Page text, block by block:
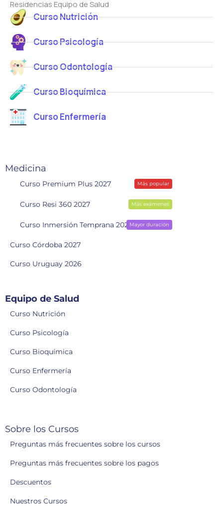
Residencias Equipo de Salud
Curso Nutrición
Curso Psicología
Curso Odontología
Curso Bioquímica
Curso Enfermería
Medicina
Curso Premium Plus 2027 Más popular
Curso Resi 360 2027 Más exámenes
Curso Inmersión Temprana 2028Mayor duración
Curso Córdoba 2027
Curso Uruguay 2026
Equipo de Salud
Curso Nutrición
Curso Psicología
Curso Bioquímica
Curso Enfermería
Curso Odontología
Sobre los Cursos
Preguntas más frecuentes sobre los cursos
Preguntas más frecuentes sobre los pagos
Descuentos
Nuestros Cursos